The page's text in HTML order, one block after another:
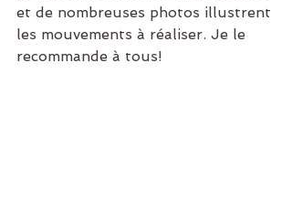
et de nombreuses photos illustrent
les mouvements à réaliser. Je le
recommande à tous!